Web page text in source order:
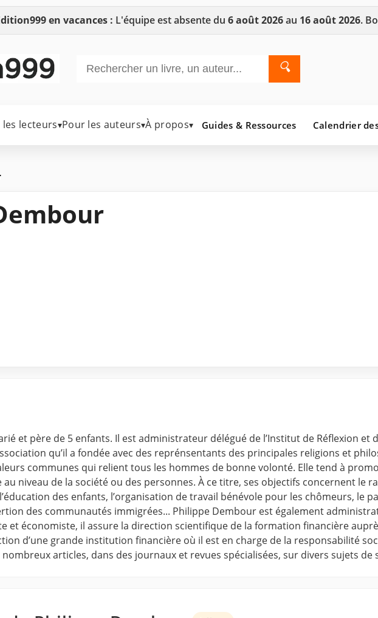
en vacances : L'équipe est absente du 6 août 2026au 16 août 2026.
🔍
les lecteurs▾Pour les auteurs▾À propos▾ Guides & Ressources Calendrier
et père de 5 enfants. Il est administrateur délégué de l’Institut de Réflexion et
qu’il a fondée avec des reprénsentants des principales religions et
communes qui relient tous les hommes de bonne volonté. Elle tend à
niveau de la société ou des personnes. À ce titre, ses objectifs concernent le
des enfants, l’organisation de travail bénévole pour les chômeurs, le
des communautés immigrées... Philippe Dembour est également
et économiste, il assure la direction scientifique de la formation financière
d’une grande institution financière où il est en charge de la responsabilité
nombreux articles, dans des journaux et revues spécialisées, sur divers sujets de